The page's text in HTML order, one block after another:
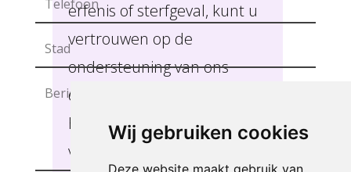
Wij gebruiken cookies
Deze website maakt gebruik van
erfenis of sterfgeval, kunt u
vertrouwen op de
ondersteuning van ons
deskundig team. Wij
hechten veel belang aan uw
verwachtingen om u